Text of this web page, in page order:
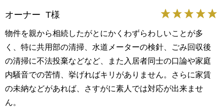
オーナー T様
物件を親から相続したがとにかくわずらわしいことが多
く、特に共用部の清掃、水道メーターの検針、ごみ回収後
の清掃に不法投棄などなど、また入居者同士の口論や家庭
内騒音での苦情、挙げればキリがありません。さらに家賃
の未納などがあれば、さすがに素人では対応が出来ませ
ん。